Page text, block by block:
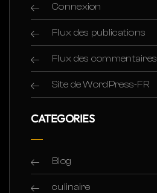
Connexion
Flux des publications
Flux des commentaires
Site de WordPress-FR
CATEGORIES
Blog
culinaire